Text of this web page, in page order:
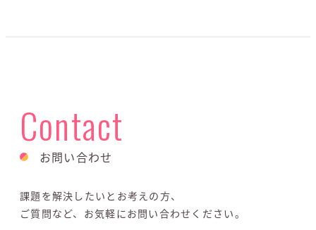
Contact
お問い合わせ
課題を解決したいとお考えの方、
ご質問など、お気軽にお問い合わせください。